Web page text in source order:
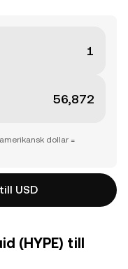
dollar =
USD
(HYPE) till